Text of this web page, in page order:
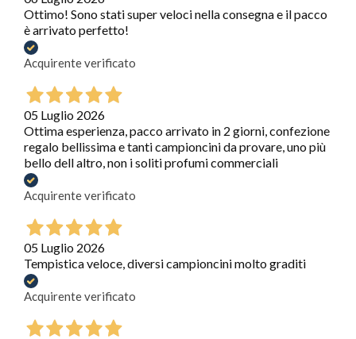
Ottimo! Sono stati super veloci nella consegna e il pacco
è arrivato perfetto!
Acquirente verificato
05 Luglio 2026
Ottima esperienza, pacco arrivato in 2 giorni, confezione
regalo bellissima e tanti campioncini da provare, uno più
bello dell altro, non i soliti profumi commerciali
Acquirente verificato
05 Luglio 2026
Tempistica veloce, diversi campioncini molto graditi
Acquirente verificato